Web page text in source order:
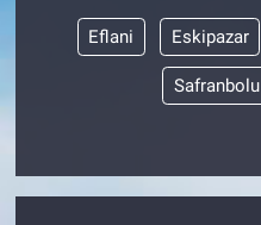
Eflani Eskipazar
Safranbolu